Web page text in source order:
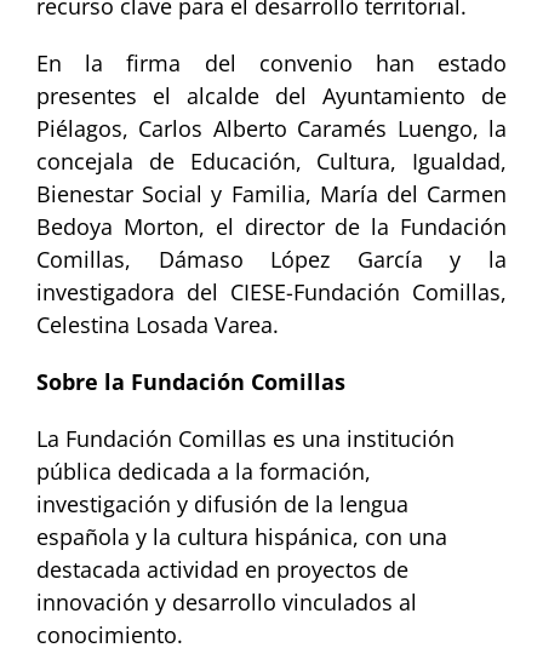
En la firma del convenio han estado
presentes el alcalde del Ayuntamiento de
Piélagos, Carlos Alberto Caramés Luengo, la
concejala de Educación, Cultura, Igualdad,
Bienestar Social y Familia, María del Carmen
Bedoya Morton, el director de la Fundación
Comillas, Dámaso López García y la
investigadora del CIESE-Fundación Comillas,
Celestina Losada Varea.
Sobre la Fundación Comillas
La Fundación Comillas es una institución
pública dedicada a la formación,
investigación y difusión de la lengua
española y la cultura hispánica, con una
destacada actividad en proyectos de
innovación y desarrollo vinculados al
conocimiento.